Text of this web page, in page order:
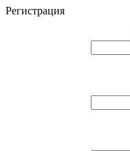
Регистрация